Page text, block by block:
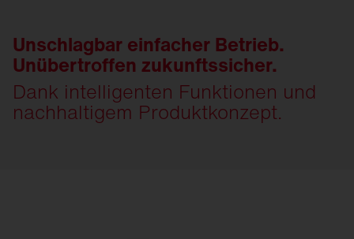
Unschlagbar einfacher Betrieb.
Unübertroffen zukunftssicher.
Dank intelligenten Funktionen und
nachhaltigem Produktkonzept.